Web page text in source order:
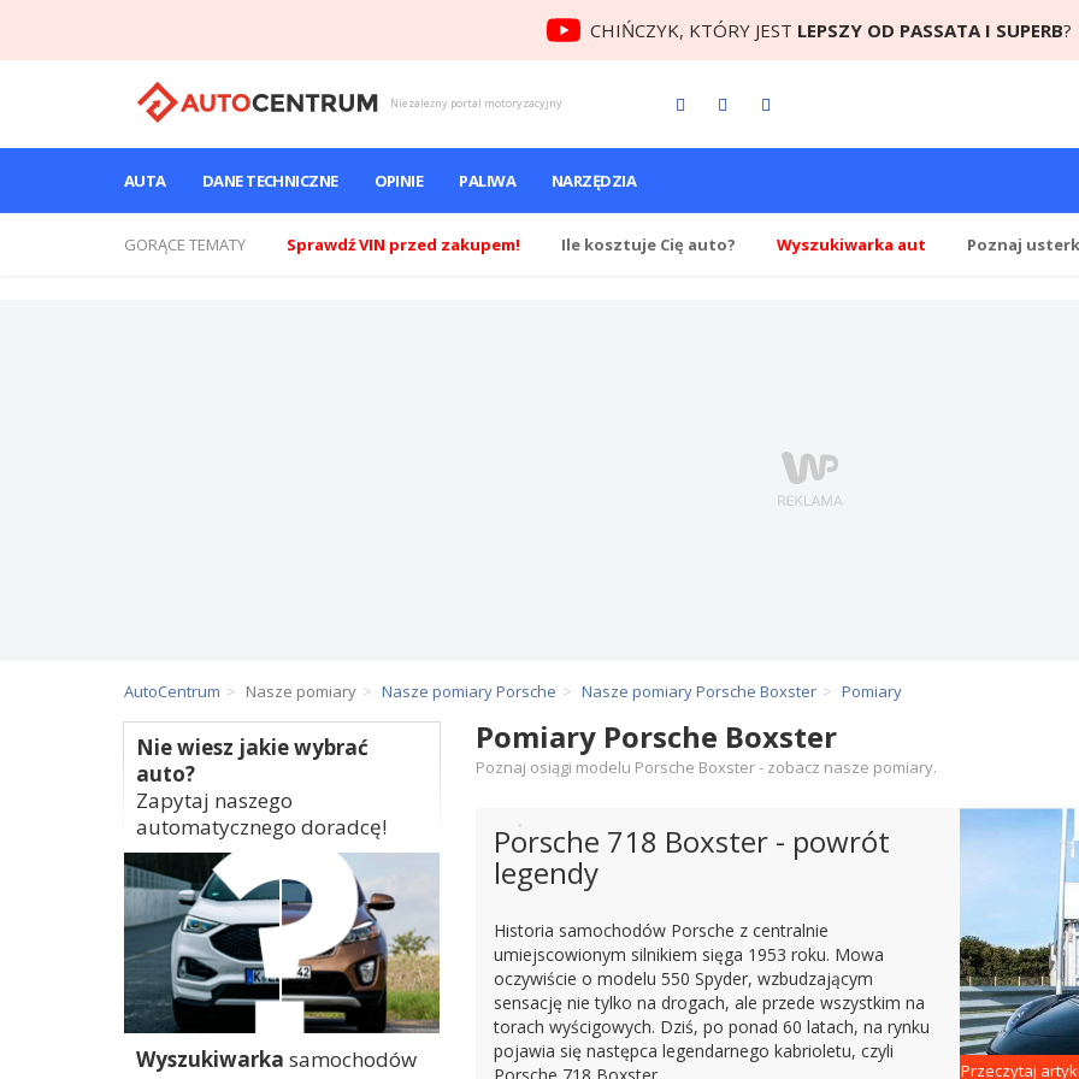
CHIŃCZYK, KTÓRY JEST LEPSZY OD PASSATA I SUPERB?
Niezależny portal motoryzacyjny
AUTA DANE TECHNICZNE OPINIE PALIWA NARZĘDZIA
GORĄCE TEMATY Sprawdź VIN przed zakupem! Ile kosztuje Cię auto? Wyszukiwarka aut Poznaj
AutoCentrum Nasze pomiary Nasze pomiary Porsche Nasze pomiary Porsche Boxster Pomiary
Pomiary Porsche Boxster
Poznaj osiągi modelu Porsche Boxster - zobacz nasze pomiary.
Porsche 718 Boxster - powrót
legendy
Historia samochodów Porsche z centralnie
umiejscowionym silnikiem sięga 1953 roku. Mowa
oczywiście o modelu 550 Spyder, wzbudzającym
sensację nie tylko na drogach, ale przede wszystkim na
torach wyścigowych. Dziś, po ponad 60 latach, na rynku
pojawia się następca legendarnego kabrioletu, czyli
Przeczytaj
Nie wiesz jakie wybrać
auto?
Zapytaj naszego
automatycznego doradcę!
Wyszukiwarka samochodów